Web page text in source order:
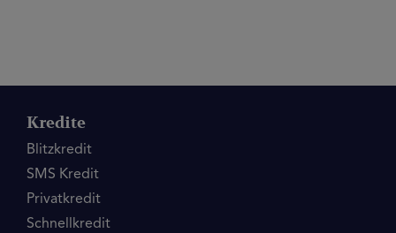
Kredite
Blitzkredit
SMS Kredit
Privatkredit
Schnellkredit